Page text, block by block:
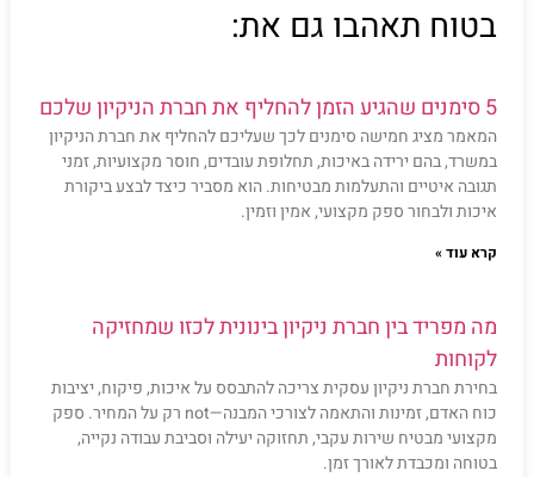
בטוח תאהבו גם את:
5 סימנים שהגיע הזמן להחליף את חברת הניקיון שלכם
המאמר מציג חמישה סימנים לכך שעליכם להחליף את חברת הניקיון
במשרד, בהם ירידה באיכות, תחלופת עובדים, חוסר מקצועיות, זמני
תגובה איטיים והתעלמות מבטיחות. הוא מסביר כיצד לבצע ביקורת
איכות ולבחור ספק מקצועי, אמין וזמין.
קרא עוד »
מה מפריד בין חברת ניקיון בינונית לכזו שמחזיקה
לקוחות
בחירת חברת ניקיון עסקית צריכה להתבסס על איכות, פיקוח, יציבות
כוח האדם, זמינות והתאמה לצורכי המבנה—not רק על המחיר. ספק
מקצועי מבטיח שירות עקבי, תחזוקה יעילה וסביבת עבודה נקייה,
בטוחה ומכבדת לאורך זמן.